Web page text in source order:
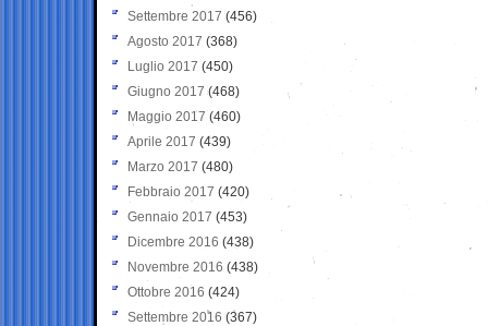
Settembre 2017 (456)
Agosto 2017 (368)
Luglio 2017 (450)
Giugno 2017 (468)
Maggio 2017 (460)
Aprile 2017 (439)
Marzo 2017 (480)
Febbraio 2017 (420)
Gennaio 2017 (453)
Dicembre 2016 (438)
Novembre 2016 (438)
Ottobre 2016 (424)
Settembre 2016 (367)